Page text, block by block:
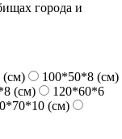
города и
(см)
100*50*8 (см)
(см)
120*60*6
(см)